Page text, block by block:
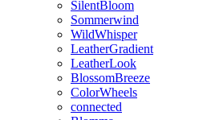
SilentBloom
Sommerwind
WildWhisper
LeatherGradient
LeatherLook
BlossomBreeze
ColorWheels
connected